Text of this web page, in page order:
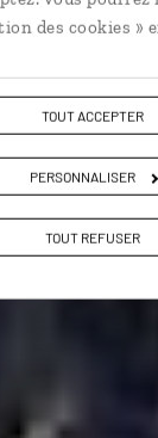
des cookies »
TOUT ACCEPTER
PERSONNALISER
TOUT REFUSER
En amoureux
sur les voyages
Unis
LA GALERIE